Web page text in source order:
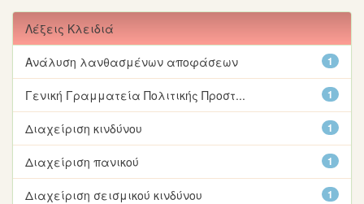
Λέξεις Κλειδιά
1
Ανάλυση λανθασμένων αποφάσεων
1
Γενική Γραμματεία Πολιτικής Προστ...
1
Διαχείριση κινδύνου
1
Διαχείριση πανικού
1
Διαχείριση σεισμικού κινδύνου